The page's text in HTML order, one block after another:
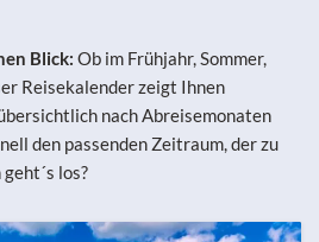
Blick: Ob im Frühjahr, Sommer,
Reisekalender zeigt Ihnen
nach Abreisemonaten
den passenden Zeitraum, der zu
los?